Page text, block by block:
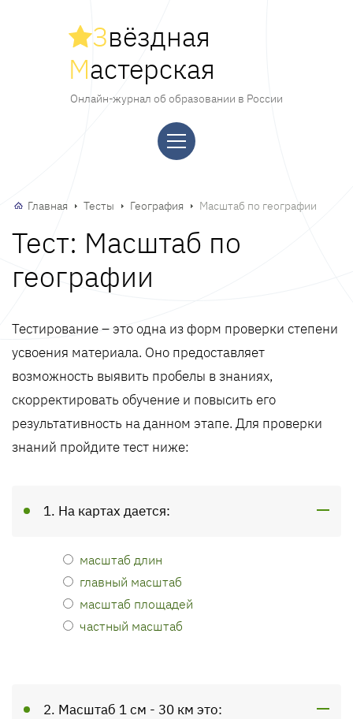
Звёздная
Мастерская
Онлайн-журнал об образовании в России
Главная Тесты География Масштаб по географии
Тест: Масштаб по
географии
Тестирование – это одна из форм проверки степени
усвоения материала. Оно предоставляет
возможность выявить пробелы в знаниях,
скорректировать обучение и повысить его
результативность на данном этапе. Для проверки
знаний пройдите тест ниже:
1. На картах дается:
масштаб длин
главный масштаб
масштаб площадей
частный масштаб
2. Масштаб 1 см - 30 км это: